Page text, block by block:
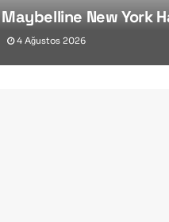
New York
4 Ağustos 2026